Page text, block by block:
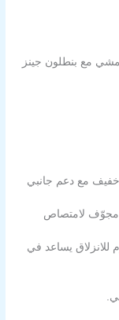
مع بنطلون جينز
مع دعم جانبي
لامتصاص
للانزلاق يساعد في